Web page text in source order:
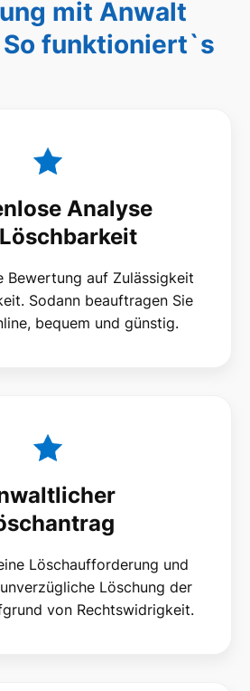
mit Anwalt
funktioniert`s
Analyse
Bewertung auf Zulässigkeit
Sodann beauftragen Sie
bequem und günstig.
Löschaufforderung und
Löschung der
von Rechtswidrigkeit.